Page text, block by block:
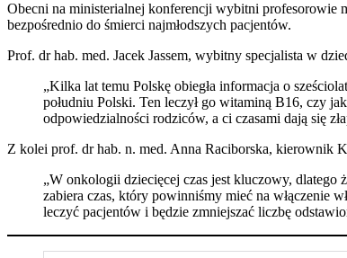
Obecni na ministerialnej konferencji wybitni profesorowie
bezpośrednio do śmierci najmłodszych pacjentów.
Prof. dr hab. med. Jacek Jassem, wybitny specjalista w
„Kilka lat temu Polskę obiegła informacja o
południu Polski. Ten leczył go witaminą B16, czy
odpowiedzialności rodziców, a ci czasami dają się
Z kolei prof. dr hab. n. med. Anna Raciborska, kierownik
„W onkologii dziecięcej czas jest kluczowy, dlatego
zabiera czas, który powinniśmy mieć na włączenie
leczyć pacjentów i będzie zmniejszać liczbę